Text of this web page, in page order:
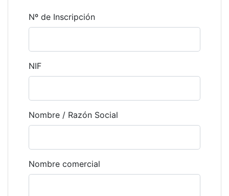
Nº de Inscripción
NIF
Nombre / Razón Social
Nombre comercial